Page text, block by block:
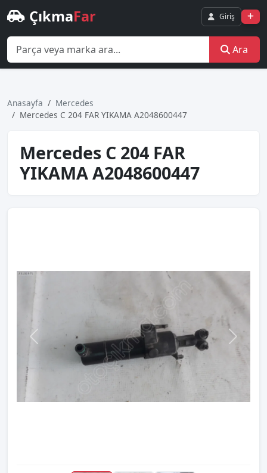
ÇıkmaFar Giriş
Ara
Anasayfa
Mercedes
Mercedes C 204 FAR YIKAMA A2048600447
Mercedes C 204 FAR
YIKAMA A2048600447